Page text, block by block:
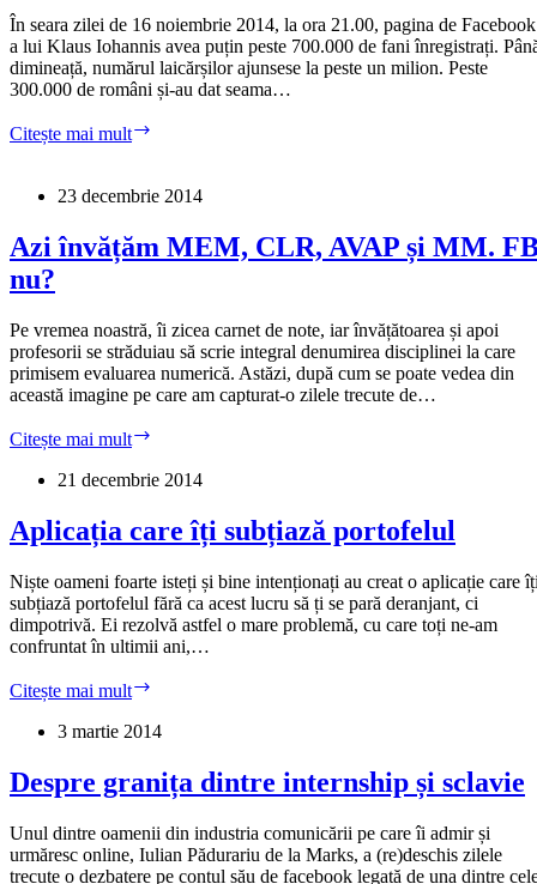
În seara zilei de 16 noiembrie 2014, la ora 21.00, pagina de Facebook
a lui Klaus Iohannis avea puțin peste 700.000 de fani înregistrați.
dimineață, numărul laicărșilor ajunsese la peste un milion. Peste
300.000 de români și-au dat seama…
Citește mai mult
(pre)făcut
23 decembrie 2014
Azi învățăm MEM, CLR, AVAP și MM.
nu?
Pe vremea noastră, îi zicea carnet de note, iar învățătoarea și apoi
profesorii se străduiau să scrie integral denumirea disciplinei la care
primisem evaluarea numerică. Astăzi, după cum se poate vedea din
această imagine pe care am capturat-o zilele trecute de…
Citește mai mult
MEM,
AVAP
și
FB,
nu?
21 decembrie 2014
Aplicația care îți subțiază portofelul
Niște oameni foarte isteți și bine intenționați au creat o aplicație care
subțiază portofelul fără ca acest lucru să ți se pară deranjant, ci
dimpotrivă. Ei rezolvă astfel o mare problemă, cu care toți ne-am
confruntat în ultimii ani,…
Citește mai mult
îți
portofelul
3 martie 2014
Despre granița dintre internship și sclavie
Unul dintre oamenii din industria comunicării pe care îi admir și
urmăresc online, Iulian Pădurariu de la Marks, a (re)deschis zilele
trecute o dezbatere pe contul său de facebook legată de una dintre